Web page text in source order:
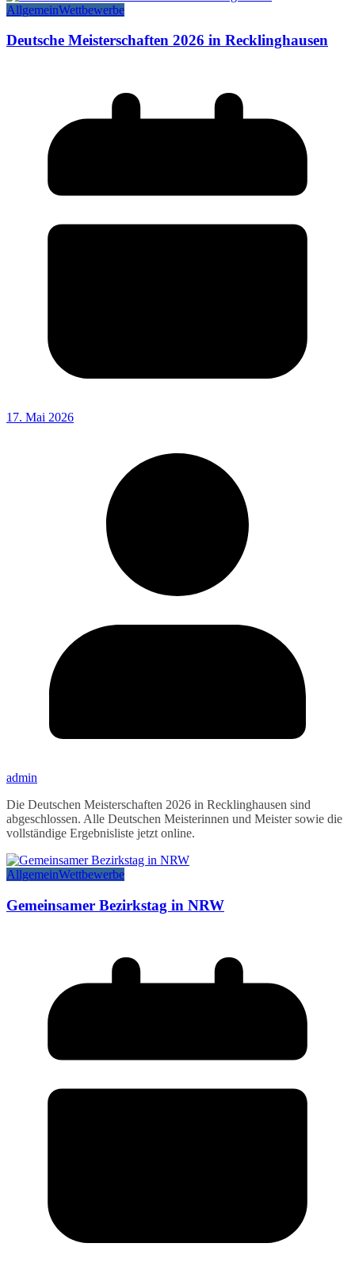
AllgemeinWettbewerbe
Deutsche Meisterschaften 2026 in Recklinghausen
17. Mai 2026
admin
Die Deutschen Meisterschaften 2026 in Recklinghausen sind
abgeschlossen. Alle Deutschen Meisterinnen und Meister sowie die
vollständige Ergebnisliste jetzt online.
AllgemeinWettbewerbe
Gemeinsamer Bezirkstag in NRW